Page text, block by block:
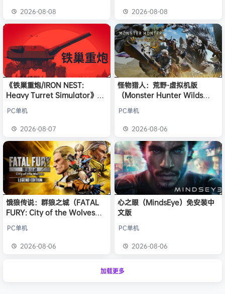
2026-08-08 2026-08-08
《铁巢重炮/IRON NEST:
Heavy Turret Simulator》免
PC单机
2026-08-07
怪物猎人：荒野-虚拟机版
（Monster Hunter Wilds
PC单机
2026-08-06
饿狼传说：群狼之城（FATAL
FURY: City of the Wolves）
PC单机
2026-08-06
心之眼（MindsEye）免安装中
文版
PC单机
2026-08-06
加载更多